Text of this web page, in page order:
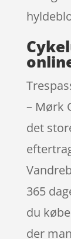
– Mørk
det
365
du
der